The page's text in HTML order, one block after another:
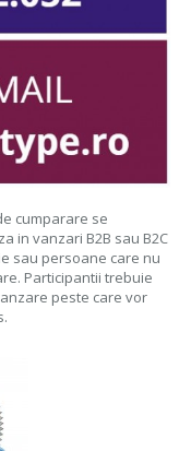
cumparare se
in vanzari B2B sau B2C
sau persoane care nu
Participantii trebuie
peste care vor